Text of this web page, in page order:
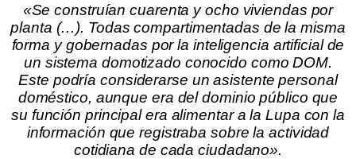
«Se construían cuarenta y ocho viviendas por
planta (…). Todas compartimentadas de la misma
forma y gobernadas por la inteligencia artificial de
un sistema domotizado conocido como DOM.
Este podría considerarse un asistente personal
doméstico, aunque era del dominio público que
su función principal era alimentar a la Lupa con la
información que registraba sobre la actividad
cotidiana de cada ciudadano».